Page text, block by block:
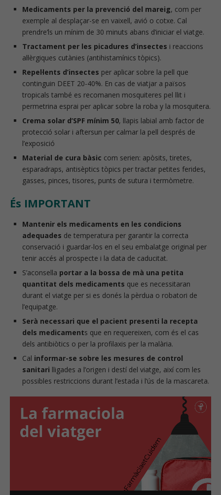
Medicaments per la prevenció del mareig, com per
exemple al desplaçar-se en vaixell, avió o cotxe. Cal
prendre’ls un mínim de 30 minuts abans d’iniciar el viatge.
Tractament per les picadures d’insectes i reaccions
al·lèrgiques cutànies (antihistamínics tòpics).
Repel·lents d’insectes per aplicar sobre la pell que
continguin DEET 20-40%. En cas de viatjar a països
tropicals també es recomanen mosquiteres pel llit i
permetrina esprai per aplicar sobre la roba y la mosquitera.
Crema solar d’SPF mínim 50, llapis labial amb factor de
protecció solar i aftersun per calmar la pell després de
l’exposició
Material de cura bàsic com serien: apòsits, tiretes,
esparadraps, antisèptics tòpics per tractar petites ferides,
gasses, pinces, tisores, punts de sutura i termòmetre.
És IMPORTANT
Mantenir els medicaments en les condicions
adequades de temperatura per garantir la correcta
conservació i guardar-los en el seu embalatge original per
tenir accés al prospecte i la data de caducitat.
S’aconsella portar a la bossa de mà una petita
quantitat dels medicaments que es necessitaran
durant el viatge per si es donés la pèrdua o robatori de
l’equipatge.
Serà necessari que el pacient presenti la recepta
dels medicaments que en requereixen, com és el cas
dels antibiòtics o per la profilaxis per la malària.
Cal informar-se sobre les mesures de control
sanitari lligades a l’origen i destí del viatge, així com les
possibles restriccions durant l’estada i l’ús de la mascareta.
vídeo